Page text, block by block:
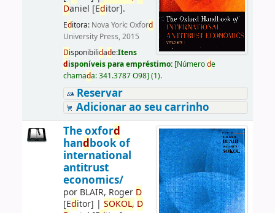
Daniel [Editor].
Editora: Nova York: Oxford
University Press, 2015
Disponibilidade:Itens
disponíveis para empréstimo: [Númerode
chamada:341.3787 O98] (1).
Reservar
Adicionar ao seu carrinho
The oxford
handbook of
international
antitrust
economics/
por BLAIR, Roger D
[Editor] | SOKOL, D